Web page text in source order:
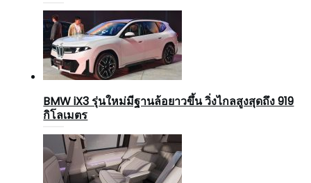
BMW iX3 รุ่นใหม่มีฐานล้อยาวขึ้น วิ่งไกลสูงสุดถึง 919
กิโลเมตร